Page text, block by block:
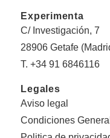
Experimenta
C/ Investigación, 7
28906 Getafe
T. +34 91 6846116
Legales
Aviso legal
Condiciones